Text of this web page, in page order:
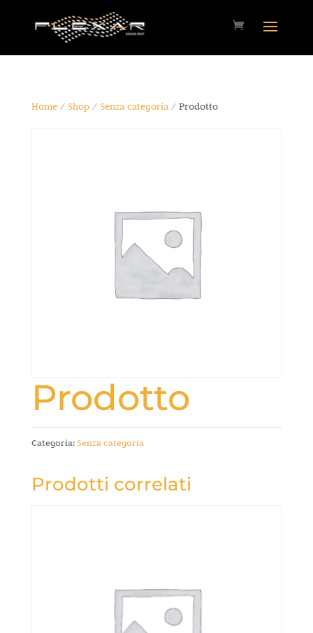
Home/ Shop/ Senza categoria/ Prodotto
Prodotto
Categoria:Senza categoria
Prodotti correlati